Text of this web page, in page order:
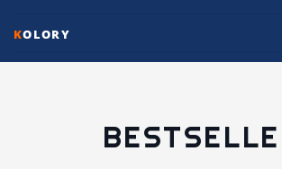
KOLORY